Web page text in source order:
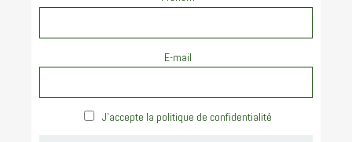
E-mail
J'accepte la politique de confidentialité